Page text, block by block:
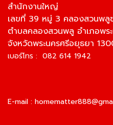
สำนักงานใหญ่
เลขที่ 39 หมู่ 3 คลองสวนพลู
ตำบลคลองสวนพลู อำเภอพร
จังหวัดพระนครศรีอยุธยา
เบอร์โทร : 082 614 1942
E-mail :